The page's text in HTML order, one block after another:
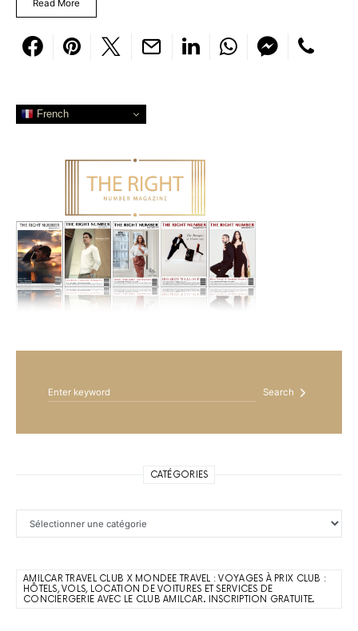
Read More
French
Search
CATÉGORIES
AMILCAR TRAVEL CLUB X MONDEE TRAVEL : VOYAGES À PRIX CLUB :
HÔTELS, VOLS, LOCATION DE VOITURES ET SERVICES DE
CONCIERGERIE AVEC LE CLUB AMILCAR. INSCRIPTION GRATUITE.